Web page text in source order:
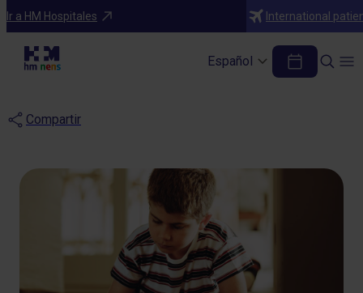
Ir a HM Hospitales International
Español
Blog
El uso de las pantallas en
la infancia
Compartir